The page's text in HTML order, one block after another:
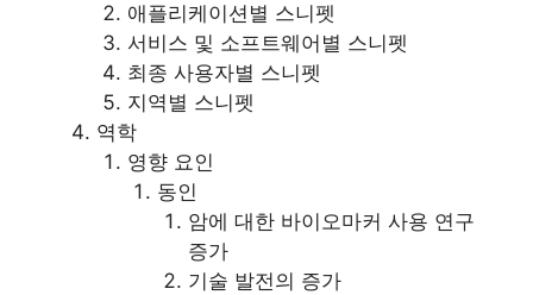
애플리케이션별 스니펫
서비스 및 소프트웨어별 스니펫
최종 사용자별 스니펫
지역별 스니펫
역학
영향 요인
동인
암에 대한 바이오마커 사용 연구
증가
기술 발전의 증가